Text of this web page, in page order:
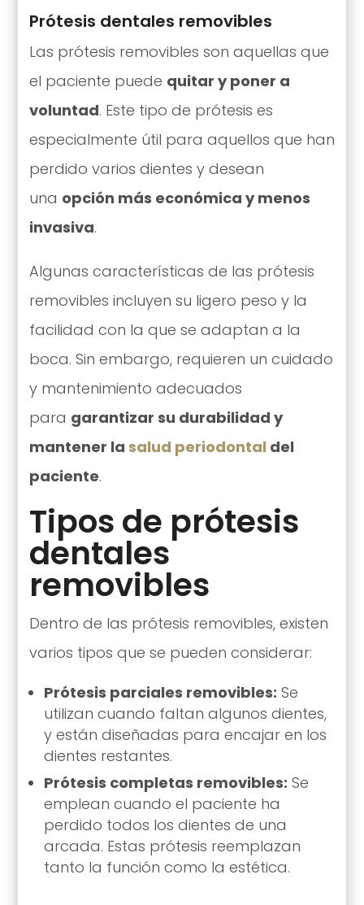
Prótesis dentales removibles
Las prótesis removibles son aquellas que
el paciente puede quitar y poner a
voluntad. Este tipo de prótesis es
especialmente útil para aquellos que han
perdido varios dientes y desean
una opción más económica y menos
invasiva.
Algunas características de las prótesis
removibles incluyen su ligero peso y la
facilidad con la que se adaptan a la
boca. Sin embargo, requieren un cuidado
y mantenimiento adecuados
para garantizar su durabilidad y
mantener la salud periodontal del
paciente.
Tipos de prótesis
dentales
removibles
Dentro de las prótesis removibles, existen
varios tipos que se pueden considerar:
Prótesis parciales removibles: Se
utilizan cuando faltan algunos dientes,
y están diseñadas para encajar en los
dientes restantes.
Prótesis completas removibles: Se
emplean cuando el paciente ha
perdido todos los dientes de una
arcada. Estas prótesis reemplazan
tanto la función como la estética.